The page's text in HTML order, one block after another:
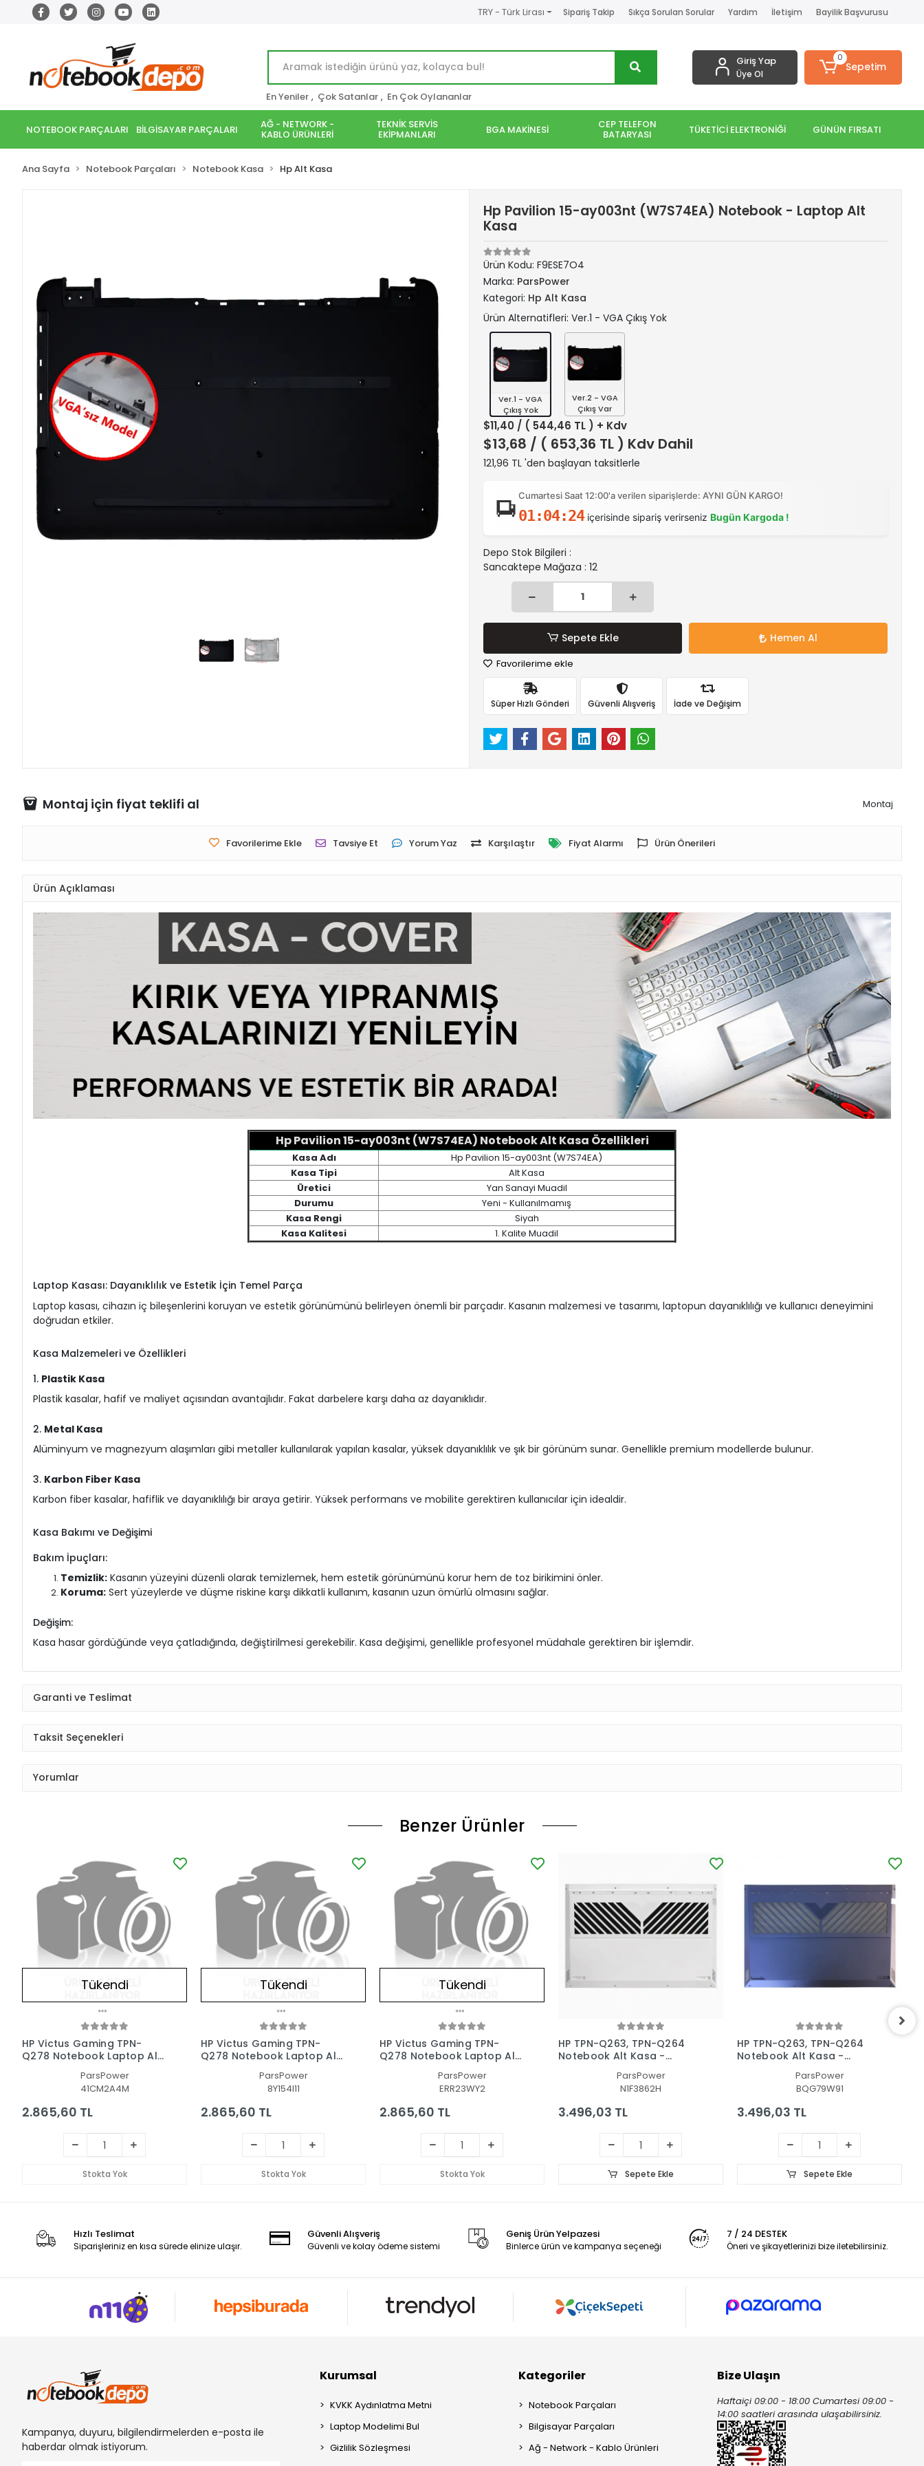
TRY - Türk Lirası Sipariş Takip Sıkça Sorulan Sorular Yardım İletişim Bayilik Başvurusu
En Yeniler , Çok Satanlar , En Çok Oylananlar
Giriş Yap
Üye Ol
0
Sepetim
NOTEBOOK PARÇALARI BİLGİSAYAR PARÇALARI AĞ - NETWORK -
KABLO ÜRÜNLERİ
TEKNİK SERVİS
EKİPMANLARI BGA MAKİNESİ CEP TELEFON
BATARYASI TÜKETİCİ ELEKTRONİĞİ GÜNÜN FIRSATI
Ana Sayfa Notebook Parçaları Notebook Kasa Hp Alt Kasa
Hp Pavilion 15-ay003nt (W7S74EA) Notebook - Laptop Alt
Kasa
Ürün Kodu: F9ESE7O4
Marka: ParsPower
Kategori: Hp Alt Kasa
Ürün Alternatifleri: Ver.1 - VGA Çıkış Yok
Ver.1 - VGA
Çıkış Yok
Ver.2 - VGA
Çıkış Var
$11,40 / ( 544,46 TL ) + Kdv
$13,68 / ( 653,36 TL ) Kdv Dahil
121,96 TL 'den başlayan taksitlerle
Cumartesi Saat 12:00'a verilen siparişlerde: AYNI GÜN KARGO!
01:04:23içerisinde sipariş verirseniz Bugün Kargoda !
Depo Stok Bilgileri :
Sancaktepe Mağaza : 12
Sepete Ekle Hemen Al
Favorilerime ekle
Süper Hızlı Gönderi Güvenli Alışveriş İade ve Değişim
Montaj için fiyat teklifi al Montaj
Favorilerime Ekle Tavsiye Et Yorum Yaz Karşılaştır Fiyat Alarmı Ürün Önerileri
Ürün Açıklaması
Hp Pavilion 15-ay003nt (W7S74EA) Notebook Alt Kasa Özellikleri
Kasa Adı
Hp Pavilion 15-ay003nt (W7S74EA)
Kasa Tipi
Alt Kasa
Üretici
Yan Sanayi Muadil
Durumu
Yeni - Kullanılmamış
Kasa Rengi
Siyah
Kasa Kalitesi
1. Kalite Muadil
Laptop Kasası: Dayanıklılık ve Estetik İçin Temel Parça
Laptop kasası, cihazın iç bileşenlerini koruyan ve estetik görünümünü belirleyen önemli bir parçadır. Kasanın malzemesi ve tasarımı, laptopun dayanıklılığı ve kullanıcı deneyimini
doğrudan etkiler.
Kasa Malzemeleri ve Özellikleri
1. Plastik Kasa
Plastik kasalar, hafif ve maliyet açısından avantajlıdır. Fakat darbelere karşı daha az dayanıklıdır.
2. Metal Kasa
Alüminyum ve magnezyum alaşımları gibi metaller kullanılarak yapılan kasalar, yüksek dayanıklılık ve şık bir görünüm sunar. Genellikle premium modellerde bulunur.
3. Karbon Fiber Kasa
Karbon fiber kasalar, hafiflik ve dayanıklılığı bir araya getirir. Yüksek performans ve mobilite gerektiren kullanıcılar için idealdir.
Kasa Bakımı ve Değişimi
Bakım İpuçları:
Temizlik: Kasanın yüzeyini düzenli olarak temizlemek, hem estetik görünümünü korur hem de toz birikimini önler.
Koruma: Sert yüzeylerde ve düşme riskine karşı dikkatli kullanım, kasanın uzun ömürlü olmasını sağlar.
Değişim:
Kasa hasar gördüğünde veya çatladığında, değiştirilmesi gerekebilir. Kasa değişimi, genellikle profesyonel müdahale gerektiren bir işlemdir.
Garanti ve Teslimat
Taksit Seçenekleri
Yorumlar
Benzer Ürünler
Tükendi
HP Victus Gaming TPN-
Q278 Notebook Laptop Alt
ParsPower
41CM2A4M
2.865,60 TL
Stokta Yok
Tükendi
HP Victus Gaming TPN-
Q278 Notebook Laptop Alt
ParsPower
8Y154I11
2.865,60 TL
Stokta Yok
Tükendi
HP Victus Gaming TPN-
Q278 Notebook Laptop Alt
ParsPower
ERR23WY2
2.865,60 TL
Stokta Yok
HP TPN-Q263, TPN-Q264
Notebook Alt Kasa -
ParsPower
N1F3862H
3.496,03 TL
Sepete Ekle
HP TPN-Q263, TPN-Q264
Notebook Alt Kasa -
ParsPower
BQG79W91
3.496,03 TL
Sepete Ekle
Hızlı Teslimat
Siparişleriniz en kısa sürede elinize ulaşır.
Güvenli Alışveriş
Güvenli ve kolay ödeme sistemi
Geniş Ürün Yelpazesi
Binlerce ürün ve kampanya seçeneği
7 / 24 DESTEK
Öneri ve şikayetlerinizi bize iletebilirsiniz.
Kampanya, duyuru, bilgilendirmelerden e-posta ile
haberdar olmak istiyorum.
Kurumsal
KVKK Aydınlatma Metni
Laptop Modelimi Bul
Gizlilik Sözleşmesi
Kategoriler
Notebook Parçaları
Bilgisayar Parçaları
Ağ - Network - Kablo Ürünleri
Bize Ulaşın
Haftaiçi 09:00 - 18:00 Cumartesi 09:00 -
14:00 saatleri arasında ulaşabilirsiniz.